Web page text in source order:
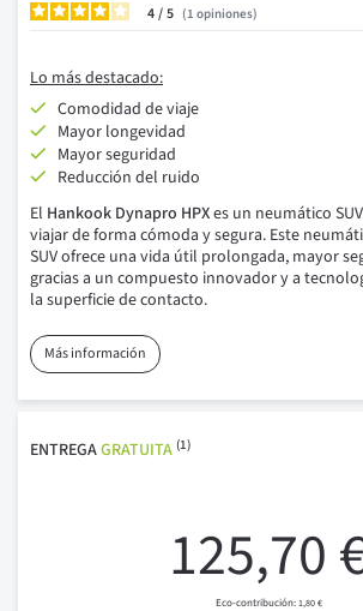
4/ 1 opiniones
Lo más destacado:
Comodidad de viaje
Mayor longevidad
Mayor seguridad
Reducción del ruido
El Hankook Dynapro HPXes un neumático
viajar de forma cómoda y segura. Este
SUV ofrece una vida útil prolongada, mayor
gracias a un compuesto innovador y a
la superficie de contacto.
Más información
ENTREGAGRATUITA (1)
125,70
1,80 €